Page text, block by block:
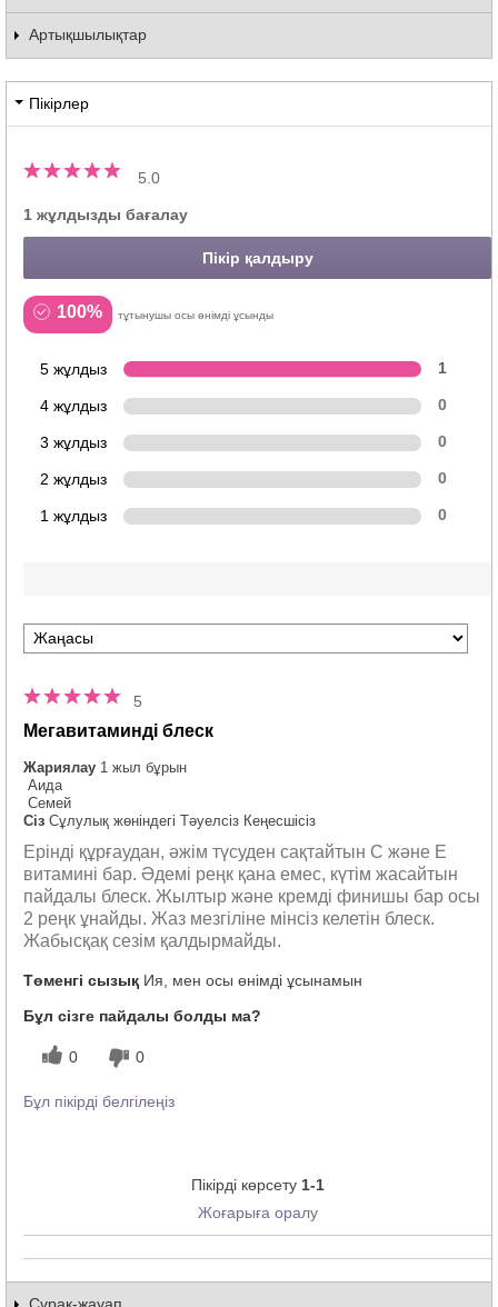
Артықшылықтар
Пікірлер
5.0
1 жұлдызды бағалау
Пікір қалдыру
100% тұтынушы осы өнімді ұсынды
5 жұлдыз 1
4 жұлдыз 0
3 жұлдыз 0
2 жұлдыз 0
1 жұлдыз 0
5
Мегавитаминді блеск
Жариялау 1 жыл бұрын
Аида
Семей
Сіз Сұлулық жөніндегі Тәуелсіз Кеңесшісіз
Ерінді құрғаудан, әжім түсуден сақтайтын С және Е
витамині бар. Әдемі реңк қана емес, күтім жасайтын
пайдалы блеск. Жылтыр және кремді финишы бар осы
2 реңк ұнайды. Жаз мезгіліне мінсіз келетін блеск.
Жабысқақ сезім қалдырмайды.
Төменгі сызық Ия, мен осы өнімді ұсынамын
Бұл сізге пайдалы болды ма?
0 0
Бұл пікірді белгілеңіз
Пікірді көрсету 1-1
Жоғарыға оралу
Сұрақ-жауап